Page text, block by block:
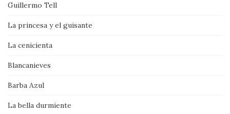
Guillermo Tell
La princesa y el guisante
La cenicienta
Blancanieves
Barba Azul
La bella durmiente